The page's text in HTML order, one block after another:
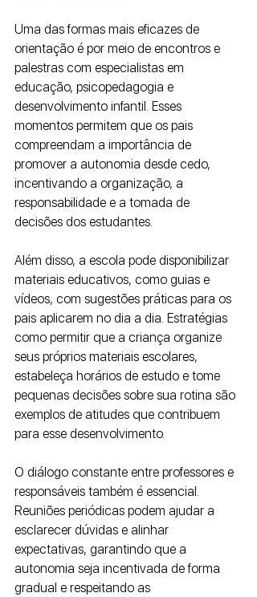
Uma das formas mais eficazes de
orientação é por meio de encontros e
palestras com especialistas em
educação, psicopedagogia e
desenvolvimento infantil. Esses
momentos permitem que os pais
compreendam a importância de
promover a autonomia desde cedo,
incentivando a organização, a
responsabilidade e a tomada de
decisões dos estudantes.
Além disso, a escola pode disponibilizar
materiais educativos, como guias e
vídeos, com sugestões práticas para os
pais aplicarem no dia a dia. Estratégias
como permitir que a criança organize
seus próprios materiais escolares,
estabeleça horários de estudo e tome
pequenas decisões sobre sua rotina são
exemplos de atitudes que contribuem
para esse desenvolvimento.
O diálogo constante entre professores e
responsáveis também é essencial.
Reuniões periódicas podem ajudar a
esclarecer dúvidas e alinhar
expectativas, garantindo que a
autonomia seja incentivada de forma
gradual e respeitando as